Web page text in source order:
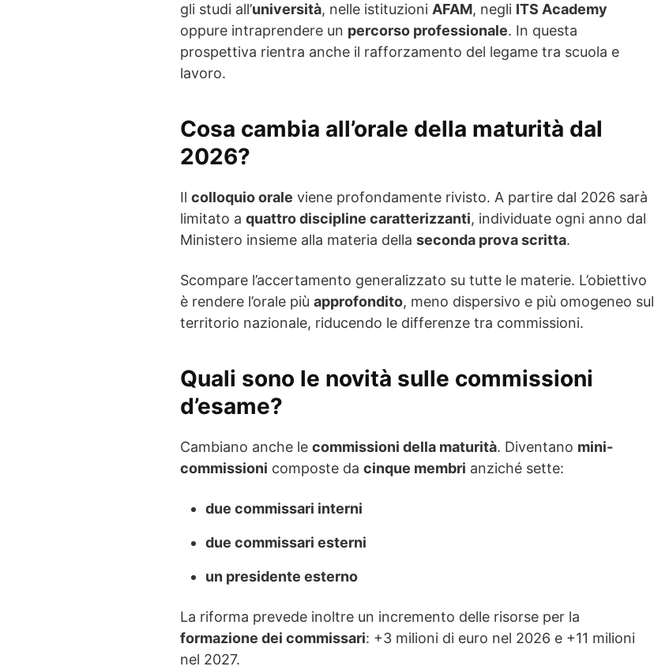
gli studi all’università, nelle istituzioni AFAM, negli ITS Academy
oppure intraprendere un percorso professionale. In questa
prospettiva rientra anche il rafforzamento del legame tra scuola e
lavoro.
Cosa cambia all’orale della maturità dal
2026?
Il colloquio orale viene profondamente rivisto. A partire dal 2026 sarà
limitato a quattro discipline caratterizzanti, individuate ogni anno dal
Ministero insieme alla materia della seconda prova scritta.
Scompare l’accertamento generalizzato su tutte le materie. L’obiettivo
è rendere l’orale più approfondito, meno dispersivo e più omogeneo sul
territorio nazionale, riducendo le differenze tra commissioni.
Quali sono le novità sulle commissioni
d’esame?
Cambiano anche le commissioni della maturità. Diventano mini-
commissioni composte da cinque membri anziché sette:
due commissari interni
due commissari esterni
un presidente esterno
La riforma prevede inoltre un incremento delle risorse per la
formazione dei commissari: +3 milioni di euro nel 2026 e +11 milioni
nel 2027.